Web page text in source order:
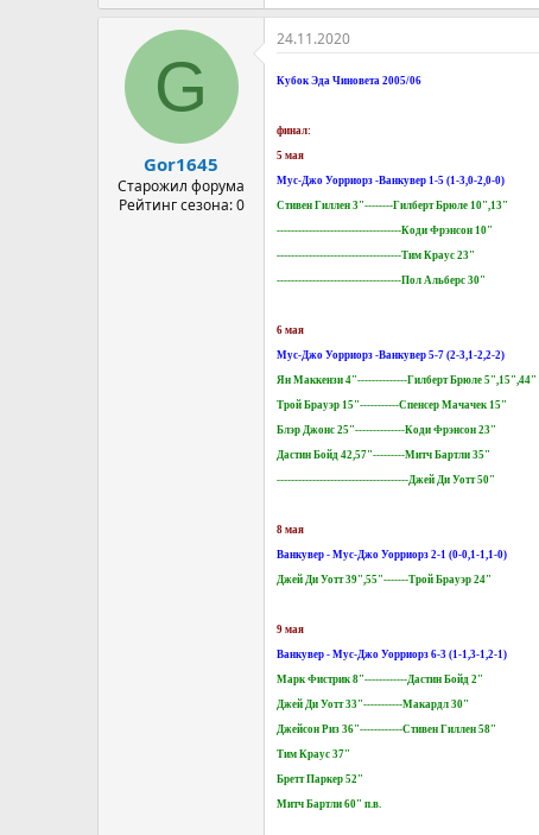
G
Gor1645
Старожил форума
Рейтинг сезона: 0
24.11.2020
Кубок Эда Чиновета 2005/06
финал:
5 мая
Мус-Джо Уорриорз -Ванкувер 1-5 (1-3,0-2,0-0)
Стивен Гиллен 3"--------Гилберт Брюле 10",13"
-----------------------------------Коди Фрэнсон 10"
-----------------------------------Тим Краус 23"
-----------------------------------Пол Альберс 30"
6 мая
Мус-Джо Уорриорз -Ванкувер 5-7 (2-3,1-2,2-2)
Ян Маккензи 4"--------------Гилберт Брюле 5",15",44"
Трой Брауэр 15"-----------Спенсер Мачачек 15"
Блэр Джонс 25"--------------Коди Фрэнсон 23"
Дастин Бойд 42,57"---------Митч Бартли 35"
-------------------------------------Джей Ди Уотт 50"
8 мая
Ванкувер - Мус-Джо Уорриорз 2-1 (0-0,1-1,1-0)
Джей Ди Уотт 39",55"-------Трой Брауэр 24"
9 мая
Ванкувер - Мус-Джо Уорриорз 6-3 (1-1,3-1,2-1)
Марк Фистрик 8"------------Дастин Бойд 2"
Джей Ди Уотт 33"-----------Макардл 30"
Джейсон Риз 36"------------Стивен Гиллен 58"
Тим Краус 37"
Бретт Паркер 52"
Митч Бартли 60" п.в.